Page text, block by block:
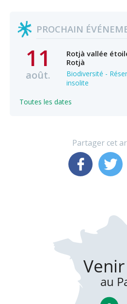
PROCHAIN
11
août.
Rotjà vallée
Rotjà
Biodiversité -
insolite
Toutes les dates
Partager cet